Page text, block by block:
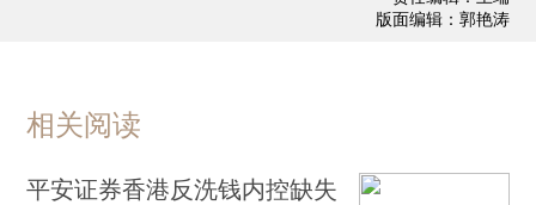
版面编辑：郭艳涛
相关阅读
平安证券香港反洗钱内控缺失